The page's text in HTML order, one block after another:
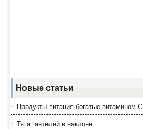
Новые статьи
Продукты питания богатые витамином С
Тяга гантелей в наклоне